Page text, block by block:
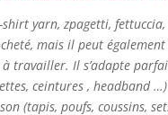
yarn, zpagetti,
mais il peut
travailler. Il s’adapte
ceintures , headband …)
(tapis, poufs, coussins,